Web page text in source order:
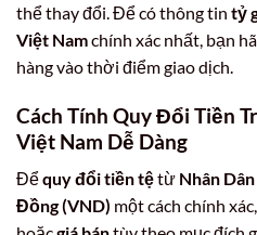
thể thay đổi. Để có thông tin tỷ
Việt Namchính xác nhất, bạn
hàng vào thời điểm giao dịch.
Cách Tính Quy Đổi Tiền
Việt Nam Dễ Dàng
Đểquy đổitiền tệtừ Nhân
Đồng (VND) một cách chính